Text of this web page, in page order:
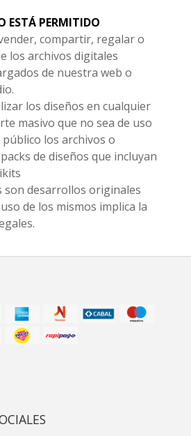
ESTÁ PERMITIDO
compartir, regalar o
los archivos digitales
de nuestra web o
los diseños en cualquier
masivo que no sea de uso
los archivos o
de diseños que incluyan
son desarrollos originales
de los mismos implica la